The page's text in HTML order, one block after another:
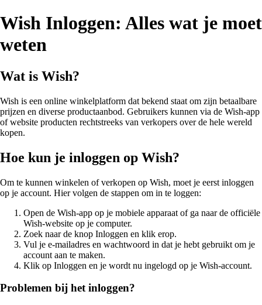
Wish Inloggen: Alles wat je moet
weten
Wat is Wish?
Wish is een online winkelplatform dat bekend staat om zijn betaalbare
prijzen en diverse productaanbod. Gebruikers kunnen via de Wish-app
of website producten rechtstreeks van verkopers over de hele wereld
kopen.
Hoe kun je inloggen op Wish?
Om te kunnen winkelen of verkopen op Wish, moet je eerst inloggen
op je account. Hier volgen de stappen om in te loggen:
Open de Wish-app op je mobiele apparaat of ga naar de officiële
Wish-website op je computer.
Zoek naar de knop Inloggen en klik erop.
Vul je e-mailadres en wachtwoord in dat je hebt gebruikt om je
account aan te maken.
Klik op Inloggen en je wordt nu ingelogd op je Wish-account.
Problemen bij het inloggen?